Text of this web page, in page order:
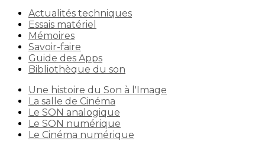
Actualités techniques
Essais matériel
Mémoires
Savoir-faire
Guide des Apps
Bibliothèque du son
Une histoire du Son à l'Image
La salle de Cinéma
Le SON analogique
Le SON numérique
Le Cinéma numérique